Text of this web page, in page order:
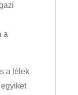
a
a lélek